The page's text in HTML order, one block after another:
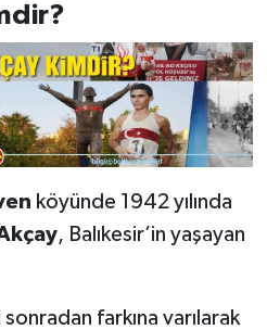
köyünde 1942 yılında
, Balıkesir’in yaşayan
farkına varılarak